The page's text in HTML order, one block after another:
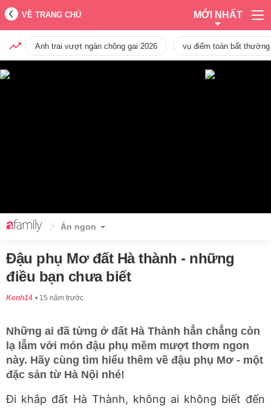
VỀ TRANG CHỦ MỚI NHẤT
Anh trai vượt ngàn chông gai 2026 vụ điểm toán bất
Ăn ngon
Đậu phụ Mơ đất Hà thành - những
điều bạn chưa biết
Kenh14 15 năm trước
Những ai đã từng ở đất Hà Thành hẳn chẳng còn
lạ lẫm với món đậu phụ mềm mượt thơm ngon
này. Hãy cùng tìm hiểu thêm về đậu phụ Mơ - một
đặc sản từ Hà Nội nhé!
Đi khắp đất Hà Thành, không ai không biết đến